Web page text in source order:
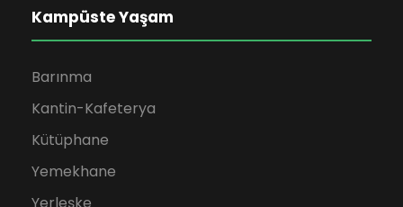
Kampüste Yaşam
Barınma
Kantin-Kafeterya
Kütüphane
Yemekhane
Yerleşke